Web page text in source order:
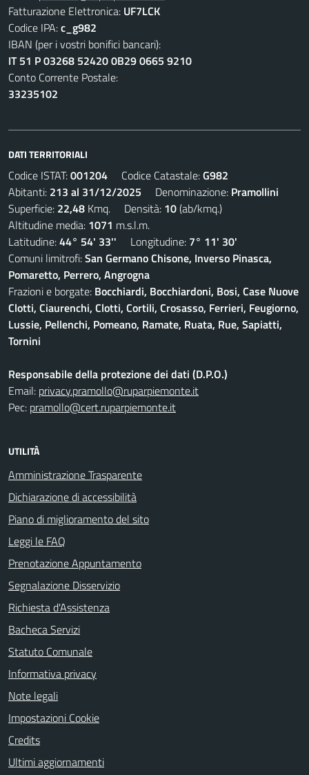
Fatturazione Elettronica: UF7LCK
Codice IPA:c_g982
IBAN (per i vostri bonifici bancari):
IT 51 P 03268 52420 0B29 0665 9210
Conto Corrente Postale:
33235102
DATI TERRITORIALI
Codice ISTAT:001204 Codice Catastale:G982
Abitanti: 213 al 31/12/2025 Denominazione: Pramollini
Superficie: 22,48 Kmq. Densità: 10(ab/kmq.)
Altitudine media: 1071 m.s.l.m.
Latitudine:44° 54' 33'' Longitudine: 7° 11' 30'
Comuni limitrofi:San Germano Chisone, Inverso Pinasca,
Pomaretto, Perrero, Angrogna
Frazioni e borgate: Bocchiardi, Bocchiardoni, Bosi, Case Nuove
Clotti, Ciaurenchi, Clotti, Cortili, Crosasso, Ferrieri, Feugiorno,
Lussie, Pellenchi, Pomeano, Ramate, Ruata, Rue, Sapiatti,
Tornini
Responsabile della protezione dei dati (D.P.O.)
Email: privacy.pramollo@ruparpiemonte.it
Pec: pramollo@cert.ruparpiemonte.it
UTILITÀ
Amministrazione Trasparente
Dichiarazione di accessibilità
Piano di miglioramento del sito
Leggi le FAQ
Prenotazione Appuntamento
Segnalazione Disservizio
Richiesta d'Assistenza
Bacheca Servizi
Statuto Comunale
Informativa privacy
Note legali
Impostazioni Cookie
Credits
Ultimi aggiornamenti